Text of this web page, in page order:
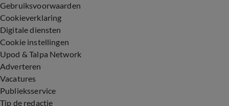
Gebruiksvoorwaarden
Cookieverklaring
Digitale diensten
Cookie instellingen
Upod & Talpa Network
Adverteren
Vacatures
Publieksservice
Tip de redactie